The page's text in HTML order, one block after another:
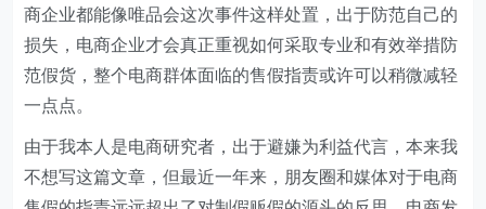
商企业都能像唯品会这次事件这样处置，出于防范自己的
损失，电商企业才会真正重视如何采取专业和有效举措防
范假货，整个电商群体面临的售假指责或许可以稍微减轻
一点点。
由于我本人是电商研究者，出于避嫌为利益代言，本来我
不想写这篇文章，但最近一年来，朋友圈和媒体对于电商